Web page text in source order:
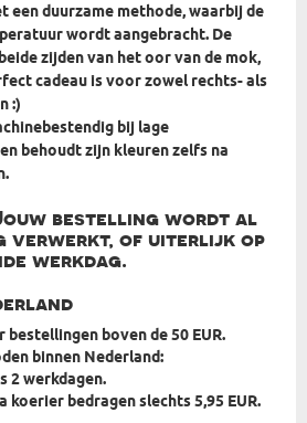
een duurzame methode, waarbij de
wordt aangebracht. De
zijden van het oor van de mok,
cadeau is voor zowel rechts- als
:)
bij lage
behoudt zijn kleuren zelfs na
bestelling wordt al
verwerkt, of uiterlijk op
werkdag.
boven de 50 EUR.
binnen Nederland:
2 werkdagen.
koerier bedragen slechts 5,95 EUR.